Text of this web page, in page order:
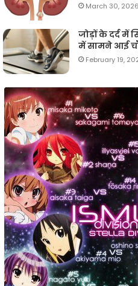
March 30, 2026
जोड़ों के दर्द में
में सामने आई
February 19,